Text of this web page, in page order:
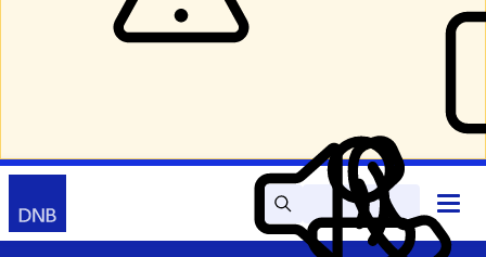
Zoek Lees
voor
Mijn
DNB
Contact